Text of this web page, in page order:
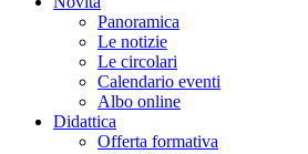
Panoramica
Le notizie
Le circolari
Calendario eventi
Albo online
Didattica
Offerta formativa